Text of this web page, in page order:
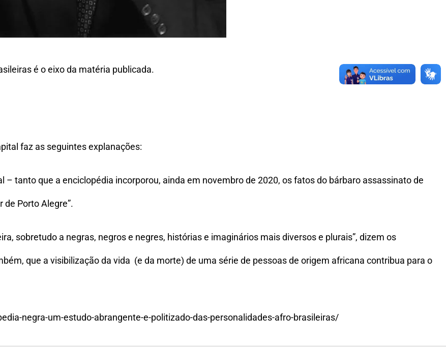
é o eixo da matéria publicada.
faz as seguintes explanações:
– tanto que a enciclopédia incorporou, ainda em novembro de 2020, os fatos do bárbaro assassinato de
Porto Alegre”.
sobretudo a negras, negros e ­negres, histórias e imaginários mais diversos e plurais”, dizem os
que a visibilização da vida (e da morte) de uma série de pessoas de origem africana contribua para o
negra-um-estudo-abrangente-e-politizado-das-personalidades-afro-brasileiras/